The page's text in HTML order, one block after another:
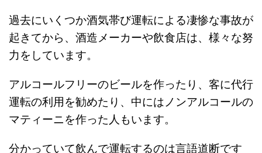
過去にいくつか酒気帯び運転による凄惨な事故が
起きてから、酒造メーカーや飲食店は、様々な努
力をしています。
アルコールフリーのビールを作ったり、客に代行
運転の利用を勧めたり、中にはノンアルコールの
マティーニを作った人もいます。
分かっていて飲んで運転するのは言語道断です